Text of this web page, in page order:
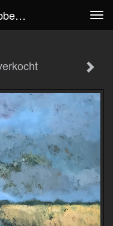
Barbara Bosscher - De Weerribben. Verkocht